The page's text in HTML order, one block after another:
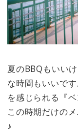
夏のBBQもいい
な時間もいいで
を感じられる『
この時期だけの
♪